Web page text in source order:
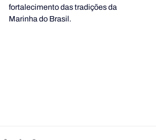
fortalecimento das tradições da
Marinha do Brasil.